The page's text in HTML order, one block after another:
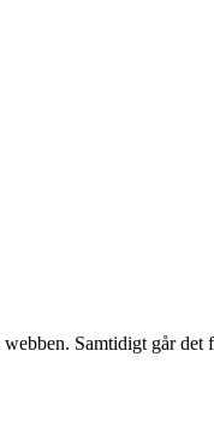
Samtidigt går